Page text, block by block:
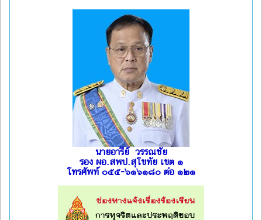
นายอารีย์ วรรณชัย
รอง ผอ.สพป.สุโขทัย เขต ๑
โทรศัพท์ ๐๕๕-๖๑๖๑๘๐ ต่อ ๑๒๑